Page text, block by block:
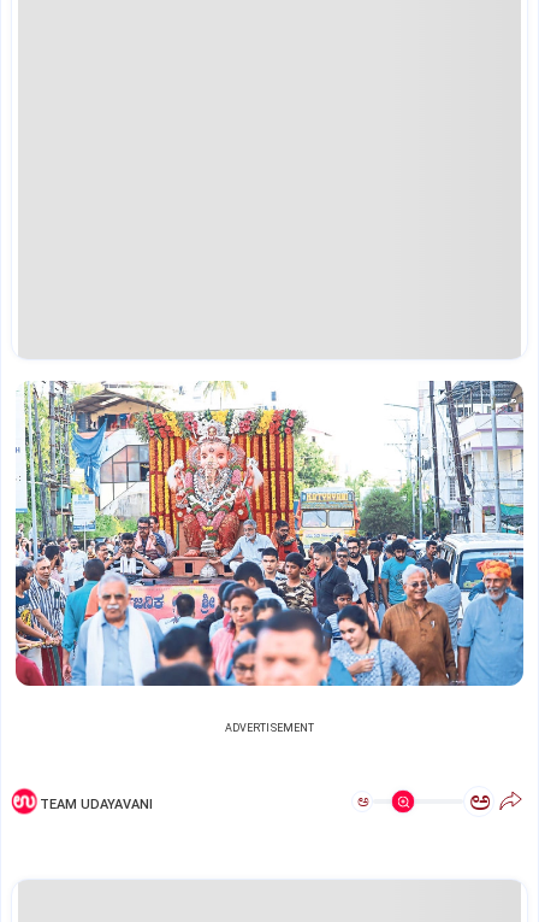
ADVERTISEMENT
TEAM UDAYAVANI ಅ ಅ